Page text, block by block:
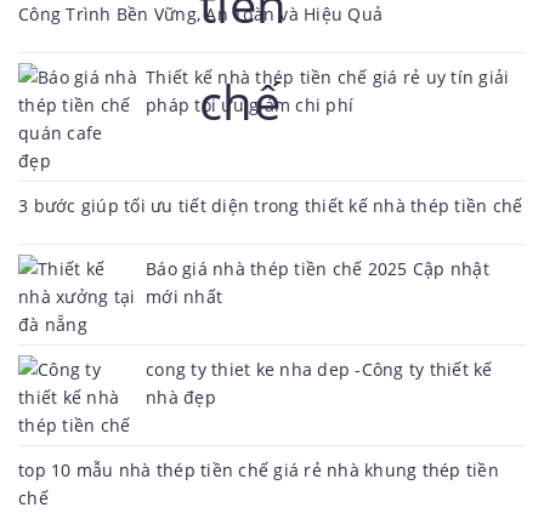
Công Trình Bền Vững, An Toàn và Hiệu Quả
Thiết kế nhà thép tiền chế giá rẻ uy tín giải
pháp tối ưu giảm chi phí
3 bước giúp tối ưu tiết diện trong thiết kế nhà thép tiền chế
Báo giá nhà thép tiền chế 2025 Cập nhật
mới nhất
cong ty thiet ke nha dep -Công ty thiết kế
nhà đẹp
top 10 mẫu nhà thép tiền chế giá rẻ nhà khung thép tiền
chế